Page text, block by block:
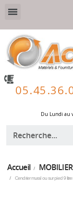
Du Lundi au
Accueil
Cendrier mural ou sur pied 9